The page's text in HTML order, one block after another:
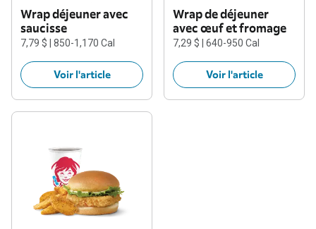
Wrap déjeuner avec
saucisse
7,79 $ | 850-1,170 Cal
Voir l'article
Wrap de déjeuner
avec œuf et fromage
7,29 $ | 640-950 Cal
Voir l'article